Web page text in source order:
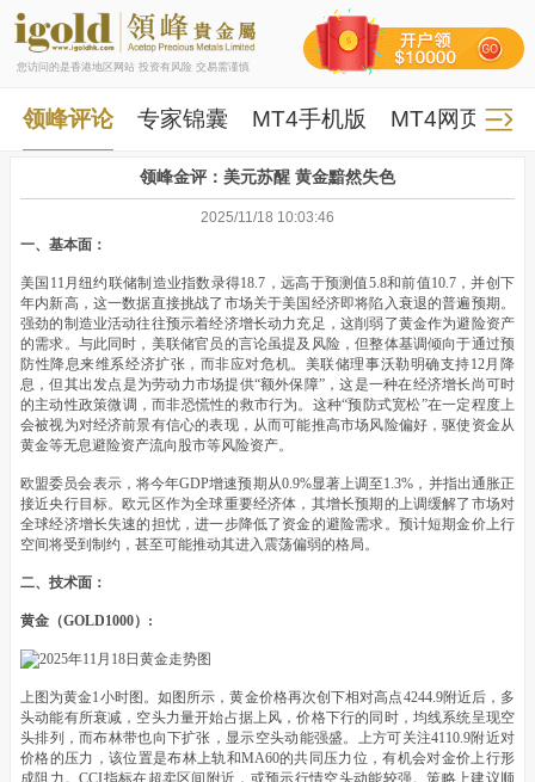
您访问的是香港地区网站 投资有风险 交易需谨慎
领峰评论 专家锦囊 MT4手机版 MT4网页版
领峰金评：美元苏醒 黄金黯然失色
2025/11/18 10:03:46
一、基本面：
美国11月纽约联储制造业指数录得18.7，远高于预测值5.8和前值10.7，并创下
年内新高，这一数据直接挑战了市场关于美国经济即将陷入衰退的普遍预期。
强劲的制造业活动往往预示着经济增长动力充足，这削弱了黄金作为避险资产
的需求。与此同时，美联储官员的言论虽提及风险，但整体基调倾向于通过预
防性降息来维系经济扩张，而非应对危机。美联储理事沃勒明确支持12月降
息，但其出发点是为劳动力市场提供“额外保障”，这是一种在经济增长尚可时
的主动性政策微调，而非恐慌性的救市行为。这种“预防式宽松”在一定程度上
会被视为对经济前景有信心的表现，从而可能推高市场风险偏好，驱使资金从
黄金等无息避险资产流向股市等风险资产。
欧盟委员会表示，将今年GDP增速预期从0.9%显著上调至1.3%，并指出通胀正
接近央行目标。欧元区作为全球重要经济体，其增长预期的上调缓解了市场对
全球经济增长失速的担忧，进一步降低了资金的避险需求。预计短期金价上行
空间将受到制约，甚至可能推动其进入震荡偏弱的格局。
二、技术面：
黄金（GOLD1000）:
上图为黄金1小时图。如图所示，黄金价格再次创下相对高点4244.9附近后，多
头动能有所衰减，空头力量开始占据上风，价格下行的同时，均线系统呈现空
头排列，而布林带也向下扩张，显示空头动能强盛。上方可关注4110.9附近对
价格的压力，该位置是布林上轨和MA60的共同压力位，有机会对金价上行形